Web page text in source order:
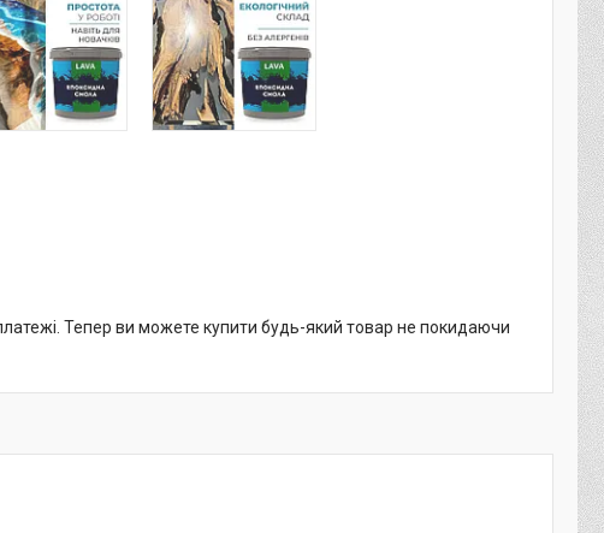
Тепер ви можете купити будь-який товар не покидаючи